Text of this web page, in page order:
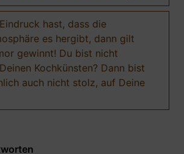
hast, dass die
es hergibt, dann gilt
gewinnt! Du bist nicht
Kochkünsten? Dann bist
auch nicht stolz, auf Deine